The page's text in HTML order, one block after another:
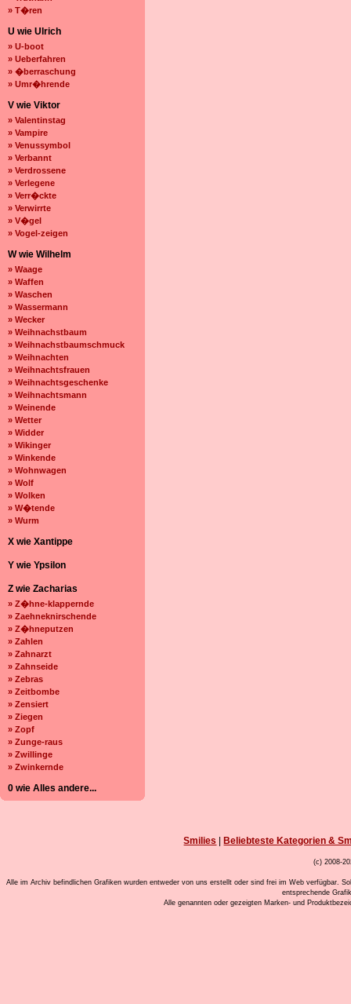
» T�ren
U wie Ulrich
» U-boot
» Ueberfahren
» �berraschung
» Umr�hrende
V wie Viktor
» Valentinstag
» Vampire
» Venussymbol
» Verbannt
» Verdrossene
» Verlegene
» Verr�ckte
» Verwirrte
» V�gel
» Vogel-zeigen
W wie Wilhelm
» Waage
» Waffen
» Waschen
» Wassermann
» Wecker
» Weihnachstbaum
» Weihnachstbaumschmuck
» Weihnachten
» Weihnachtsfrauen
» Weihnachtsgeschenke
» Weihnachtsmann
» Weinende
» Wetter
» Widder
» Wikinger
» Winkende
» Wohnwagen
» Wolf
» Wolken
» W�tende
» Wurm
X wie Xantippe
Y wie Ypsilon
Z wie Zacharias
» Z�hne-klappernde
» Zaehneknirschende
» Z�hneputzen
» Zahlen
» Zahnarzt
» Zahnseide
» Zebras
» Zeitbombe
» Zensiert
» Ziegen
» Zopf
» Zunge-raus
» Zwillinge
» Zwinkernde
0 wie Alles andere...
Smilies Beliebteste Kategorien &
(c) 2008-
Alle im Archiv befindlichen Grafiken wurden entweder von uns erstellt oder sind frei im Web verfügbar.
entsprechende
Alle genannten oder gezeigten Marken- und